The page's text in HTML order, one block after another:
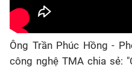
Ông Trần Phúc Hồng -
công nghệ TMA chia sẻ: